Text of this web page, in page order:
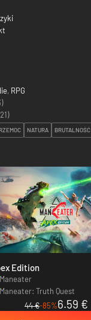
, RPG
)
NATURA BRUTALNOŚĆ
Edition
Maneater
Maneater: Truth Quest
44 €-85%6.59 €